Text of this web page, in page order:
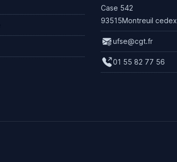
Case 542
93515Montreuil cedex
ufse@cgt.fr
01 55 82 77 56